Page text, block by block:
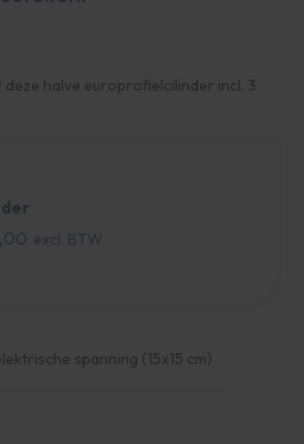
deze halve europrofielcilinder incl. 3
spanning (15x15 cm)